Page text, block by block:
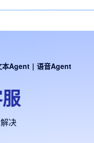
本Agent | 语音Agent
决